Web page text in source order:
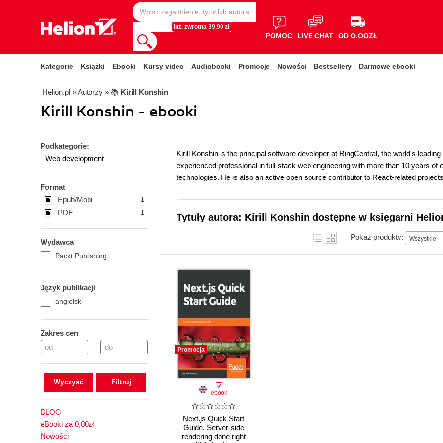
Inż. zwrotna 39,90 zł
POMOC LIVE CHAT OD O,OOZŁ
Kategorie Książki Ebooki Kursy video Audiobooki Promocje Nowości Bestsellery Darmowe ebooki
Helion.pl » Autorzy » 📚 Kirill Konshin
Kirill Konshin - ebooki
Podkategorie:
Web development
Format
Epub/Mobi
1
PDF 1
Wydawca
Packt Publishing
Język publikacji
angielski
Zakres cen
–
Wyczyść
BLOG
eBooki za 0,00zł
Nowości
Kirill Konshin is the principal software developer at RingCentral, the world's
experienced professional in full-stack web engineering with more than 10 years of
technologies. He is also an active open source contributor to React-related
Tytuły autora: Kirill Konshin dostępne w księgarni
Pokaż produkty: Wszystkie
Promocja
ebook
Next.js Quick Start
Guide. Server-side
rendering done right